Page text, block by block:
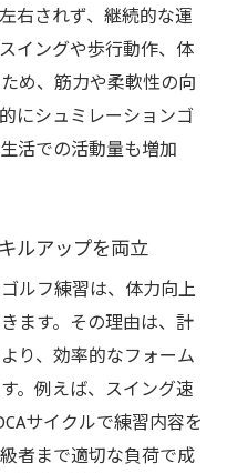
右されず、継続的な運
イングや歩行動作、体
め、筋力や柔軟性の向
にシュミレーションゴ
活での活動量も増加
ルアップを両立
ルフ練習は、体力向上
ます。その理由は、計
り、効率的なフォーム
。例えば、スイング速
サイクルで練習内容を
者まで適切な負荷で成